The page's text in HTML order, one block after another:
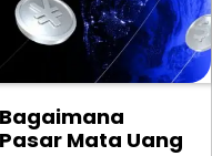
Mata Uang